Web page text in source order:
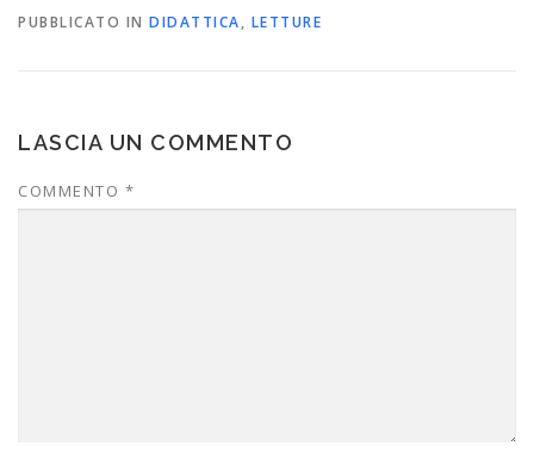
PUBBLICATO IN DIDATTICA, LETTURE
LASCIA UN COMMENTO
COMMENTO *